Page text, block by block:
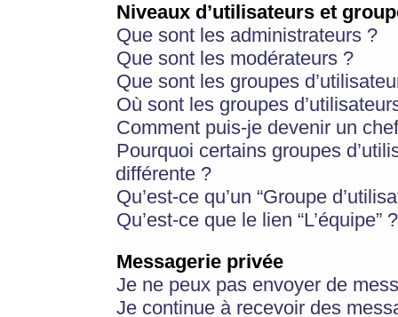
Niveaux d’utilisateurs et
Que sont les administrateurs ?
Que sont les modérateurs ?
Que sont les groupes
Où sont les groupes
Comment puis-je devenir un
Pourquoi certains groupes
différente ?
Qu’est-ce qu’un “Groupe
Qu’est-ce que le lien “L’équipe” ?
Messagerie privée
Je ne peux pas envoyer de
Je continue à recevoir des